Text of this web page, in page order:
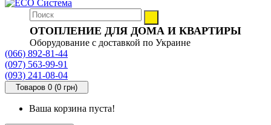
ОТОПЛЕНИЕ ДЛЯ ДОМА И КВАРТИРЫ
Оборудование с доставкой по Украине
(066) 892-81-44
(097) 563-99-91
(093) 241-08-04
Товаров 0 (0 грн)
Ваша корзина пуста!